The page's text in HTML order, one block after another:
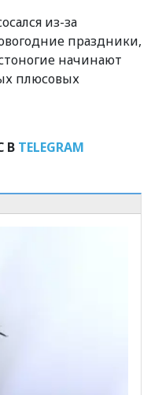
из-за
праздники,
начинают
плюсовых
В TELEGRAM